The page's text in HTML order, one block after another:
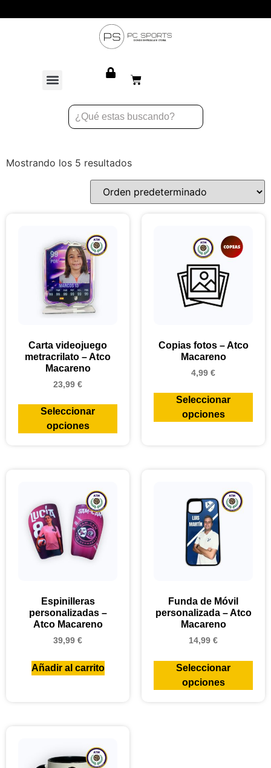
Atención personalizada para equipos
Mostrando los 5 resultados
Carta videojuego
metracrilato – Atco
Macareno
23,99 €
Seleccionar
opciones
Copias fotos – Atco
Macareno
4,99 €
Seleccionar
opciones
Espinilleras
personalizadas –
Atco Macareno
39,99 €
Añadir al carrito
Funda de Móvil
personalizada – Atco
Macareno
14,99 €
Seleccionar
opciones